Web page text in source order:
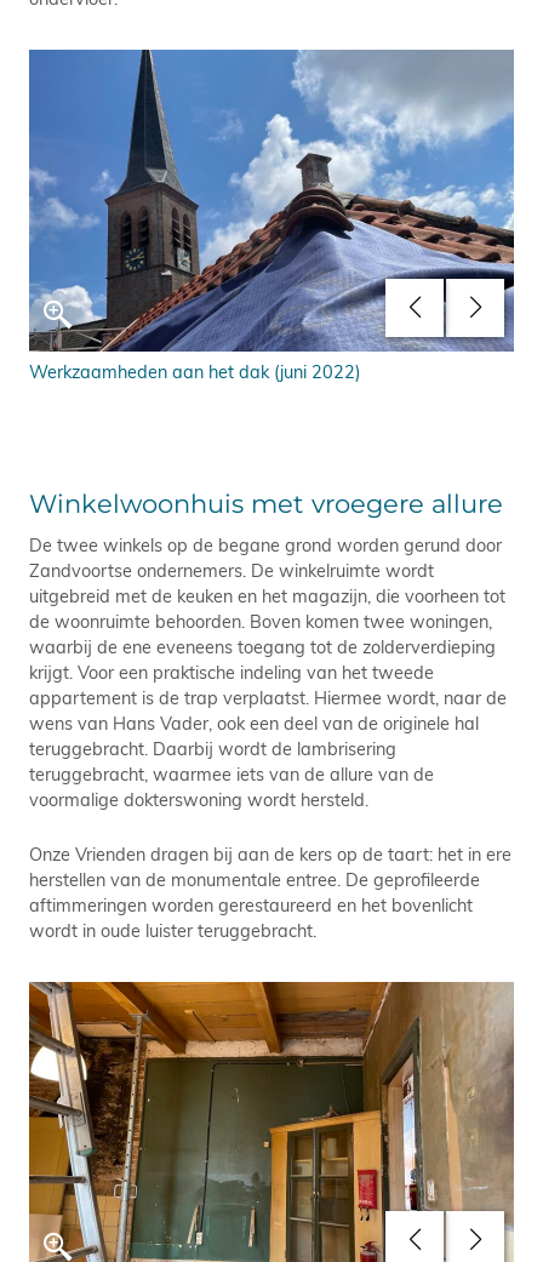
Werkzaamheden aan het dak (juni 2022)
Winkelwoonhuis met vroegere allure
De twee winkels op de begane grond worden gerund door
Zandvoortse ondernemers. De winkelruimte wordt
uitgebreid met de keuken en het magazijn, die voorheen tot
de woonruimte behoorden. Boven komen twee woningen,
waarbij de ene eveneens toegang tot de zolderverdieping
krijgt. Voor een praktische indeling van het tweede
appartement is de trap verplaatst. Hiermee wordt, naar de
wens van Hans Vader, ook een deel van de originele hal
teruggebracht. Daarbij wordt de lambrisering
teruggebracht, waarmee iets van de allure van de
voormalige dokterswoning wordt hersteld.
Onze Vrienden dragen bij aan de kers op de taart: het in ere
herstellen van de monumentale entree. De geprofileerde
aftimmeringen worden gerestaureerd en het bovenlicht
wordt in oude luister teruggebracht.